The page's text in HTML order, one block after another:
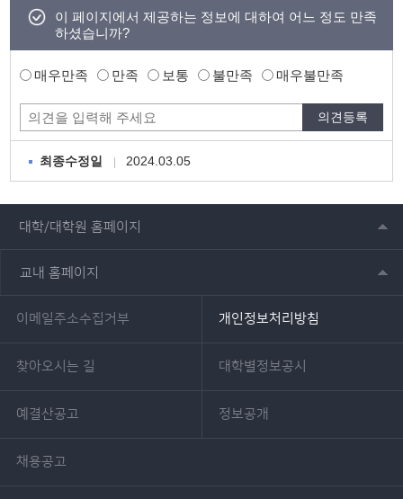
이 페이지에서 제공하는 정보에 대하여 어느 정도 만족
하셨습니까?
매우만족 만족 보통 불만족 매우불만족
최종수정일 2024.03.05
대학/대학원 홈페이지
교내 홈페이지
이메일주소수집거부 개인정보처리방침
찾아오시는 길 대학별정보공시
예결산공고 정보공개
채용공고